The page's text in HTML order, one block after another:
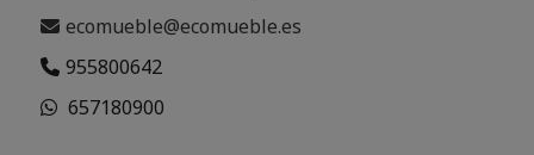
ecomueble@ecomueble.es
955800642
657180900